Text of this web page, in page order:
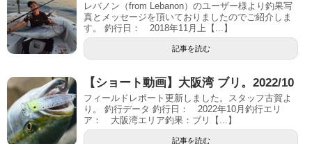
レバノン（from Lebanon）のユーザー様より釣果写
真とメッセージを頂いておりましたのでご紹介しま
す。 釣行日： 2018年11月上【...】
記事を読む
【ショート動画】大阪湾 ブリ。2022/10
フィールドレポート更新しました。スタッフ古賀よ
り。 釣行データ 釣行日： 2022年10月釣行エリ
ア： 大阪湾エリア釣果：ブリ【...】
記事を読む